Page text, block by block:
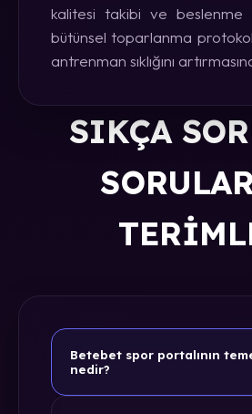
kalitesi takibi ve beslenme
bütünsel toparlanma
antrenman sıklığını
SIKÇA
Betebet spor portalının
nedir?